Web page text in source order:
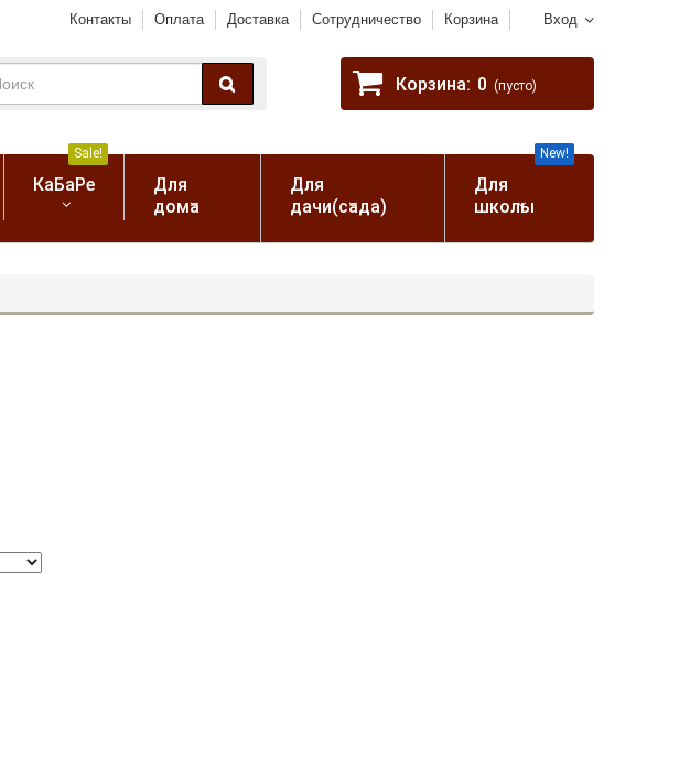
Вход
Контакты Оплата Доставка Сотрудничество Корзина
Корзина: 0 (пусто)
КаБаРе
Sale!
Для
дома
Для
дачи(сада)
Для
школы
New!